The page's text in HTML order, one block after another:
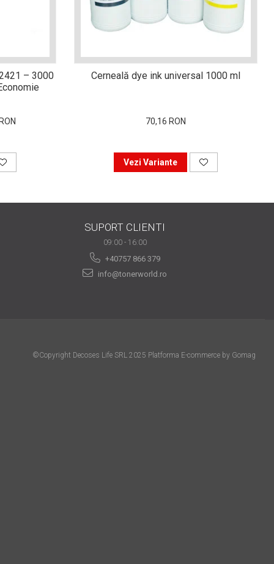
– 3000
Cerneală dye ink universal 1000 ml
70,16 RON
Vezi Variante
SUPORT CLIENTI
09:00 - 16:00
+40757 866 379
info@tonerworld.ro
©Copyright Decoses Life SRL 2025 Platforma E-commerce by Gomag